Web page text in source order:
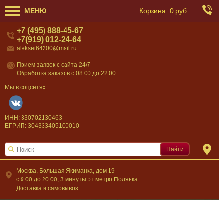
МЕНЮ Корзина: 0 руб.
Москва, Большая Якиманка, дом 19
c 9.00 до 20.00, 3 минуты от метро Полянка
Доставка и самовывоз
+7 (495) 888-45-67
+7(919) 012-24-64
aleksei64200@mail.ru
Прием заявок с сайта 24/7
Обработка заказов с 08:00 до 22:00
Мы в соцсетях:
ИНН: 330702130463
ЕГРИП: 304333405100010
Найти